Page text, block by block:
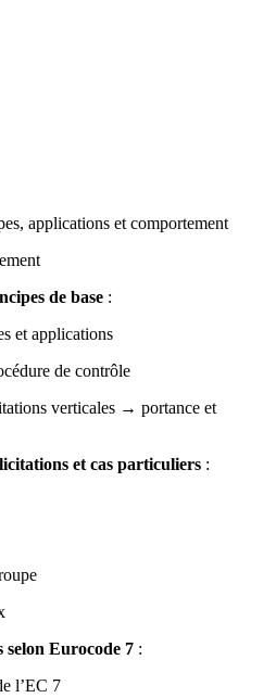
applications et comportement
de base :
et applications
de contrôle
verticales → portance et
et cas particuliers :
selon Eurocode 7 :
l’EC 7